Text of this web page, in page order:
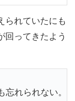
られていたにも
回ってきたよう
れられない。